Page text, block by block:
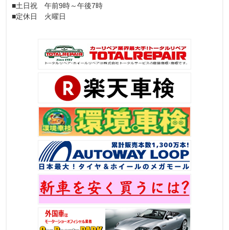
■土日祝 午前9時～午後7時
■定休日 火曜日